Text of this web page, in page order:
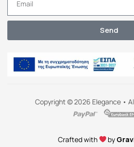
Send
Copyright © 2026 Elegance •
Crafted with by